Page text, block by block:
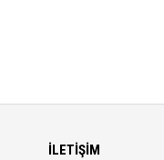
İLETIŞIM